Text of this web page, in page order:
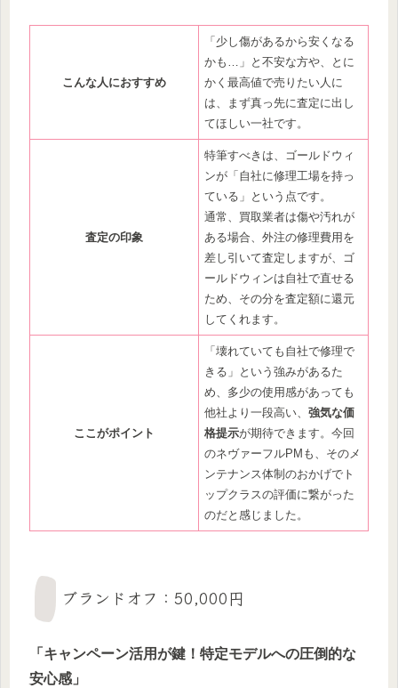
こんな人におすすめ
「少し傷があるから安くなる
かも…」と不安な方や、とに
かく最高値で売りたい人に
は、まず真っ先に査定に出し
てほしい一社です。
査定の印象
特筆すべきは、ゴールドウィ
ンが「自社に修理工場を持っ
ている」という点です。
通常、買取業者は傷や汚れが
ある場合、外注の修理費用を
差し引いて査定しますが、ゴ
ールドウィンは自社で直せる
ため、その分を査定額に還元
してくれます。
ここがポイント
「壊れていても自社で修理で
きる」という強みがあるた
め、多少の使用感があっても
他社より一段高い、強気な価
格提示が期待できます。今回
のネヴァーフルPMも、そのメ
ンテナンス体制のおかげでト
ップクラスの評価に繋がった
のだと感じました。
ブランドオフ：50,000円
「キャンペーン活用が鍵！特定モデルへの圧倒的な
安心感」